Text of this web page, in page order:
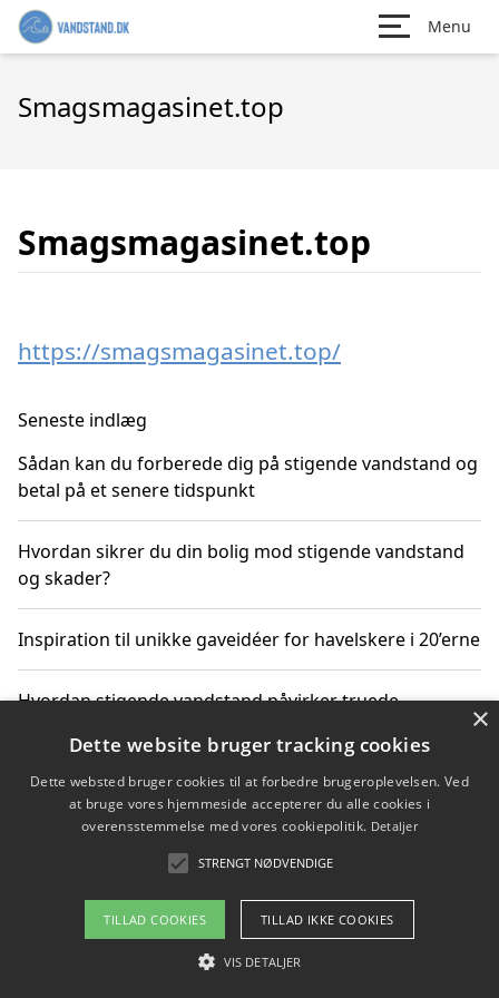
Menu
Smagsmagasinet.top
Smagsmagasinet.top
https://smagsmagasinet.top/
Seneste indlæg
Sådan kan du forberede dig på stigende vandstand og
betal på et senere tidspunkt
Hvordan sikrer du din bolig mod stigende vandstand
og skader?
Inspiration til unikke gaveidéer for havelskere i 20’erne
Hvordan stigende vandstand påvirker truede
Sådan vælger du de bedste vandrerygsække til
vandreture i Danmark
Copyright 2026 - Pilanto Aps
Om / kontakt
×
Dette website bruger tracking cookies
Dette websted bruger cookies til at forbedre brugeroplevelsen. Ved
at bruge vores hjemmeside accepterer du alle cookies i
overensstemmelse med vores cookiepolitik. Detaljer
STRENGT NØDVENDIGE
TILLAD COOKIES TILLAD IKKE COOKIES
VIS DETALJER